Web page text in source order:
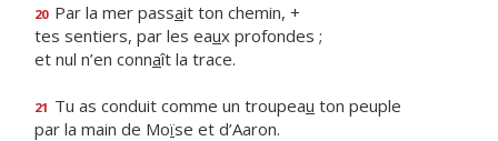
20 Par la mer passait ton chemin, +
tes sentiers, par les eaux profondes ;
et nul n’en connaît la trace.
21 Tu as conduit comme un troupeau ton peuple
par la main de Moïse et d’Aaron.